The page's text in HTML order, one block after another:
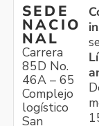
SEDE
NACIO
NAL
Carrera
85D No.
46A – 65
Complejo
logístico
San